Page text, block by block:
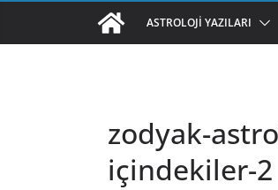
ASTROLOJI YAZILARI
zodyak-
içindekiler-2